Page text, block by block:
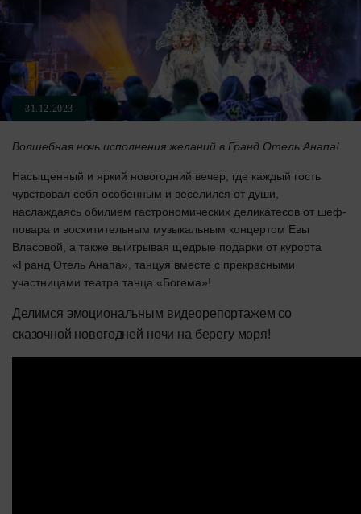
31.12.2023
Волшебная ночь исполнения желаний в Гранд Отель Анапа!
Насыщенный и яркий новогодний вечер, где каждый гость
чувствовал себя особенным и веселился от души,
наслаждаясь обилием гастрономических деликатесов от шеф-
повара и восхитительным музыкальным концертом Евы
Власовой, а также выигрывая щедрые подарки от курорта
«Гранд Отель Анапа», танцуя вместе с прекрасными
участницами театра танца «Богема»!
Делимся эмоциональным видеорепортажем со
сказочной новогодней ночи на берегу моря!